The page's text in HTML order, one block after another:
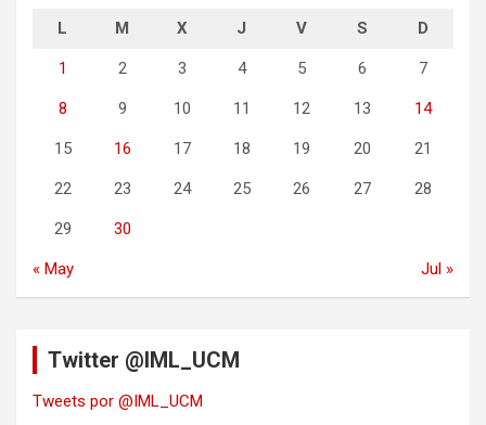
L M X J V S D
1 2 3 4 5 6 7
8 9 10 11 12 13 14
15 16 17 18 19 20 21
22 23 24 25 26 27 28
29 30
« May Jul »
Twitter @IML_UCM
Tweets por @IML_UCM